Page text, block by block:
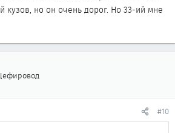
кузов, но он очень дорог. Но 33-ий мне
#10